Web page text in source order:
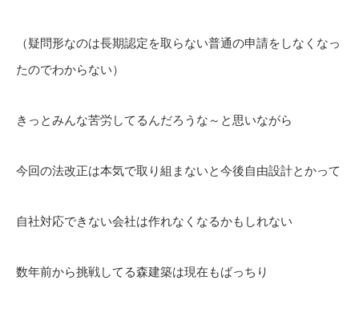
（疑問形なのは長期認定を取らない普通の申請をしなくなっ
たのでわからない）
きっとみんな苦労してるんだろうな～と思いながら
今回の法改正は本気で取り組まないと今後自由設計とかって
自社対応できない会社は作れなくなるかもしれない
数年前から挑戦してる森建築は現在もばっちり